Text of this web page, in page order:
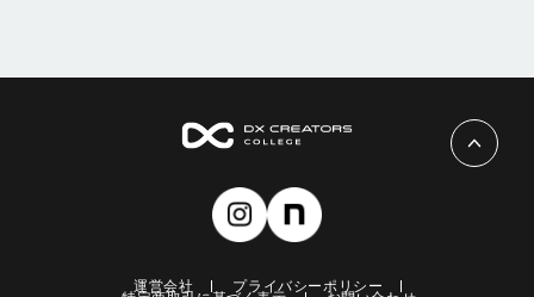
運営会社 プライバシーポリシー